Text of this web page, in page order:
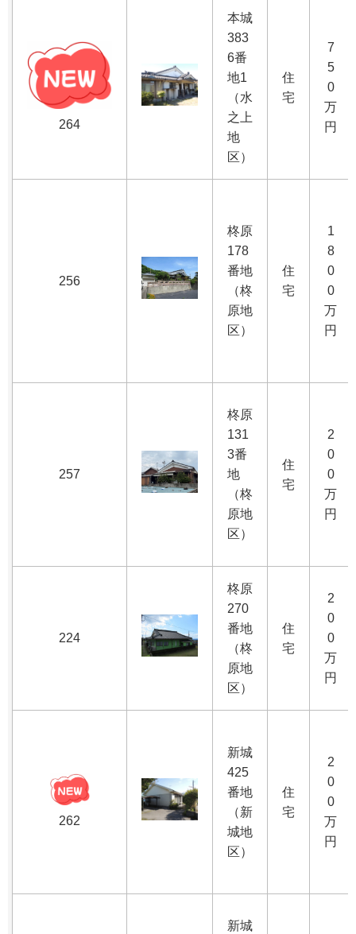
264
本城
383
6番
地1
（水
之上
地
区）
住
宅
7
5
0
万
円
256
柊原
178
番地
（柊
原地
区）
住
宅
1
8
0
0
万
円
257
柊原
131
3番
地
（柊
原地
区）
住
宅
2
0
0
万
円
224
柊原
270
番地
（柊
原地
区）
住
宅
2
0
0
万
円
262
新城
425
番地
（新
城地
区）
住
宅
2
0
0
万
円
新城